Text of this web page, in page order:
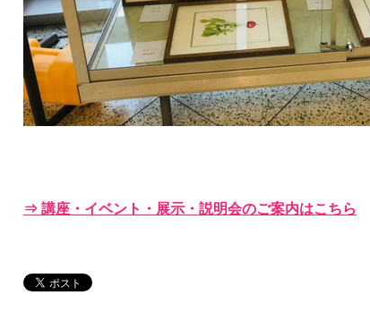
⇒ 講座・イベント・展示・説明会のご案内はこちら